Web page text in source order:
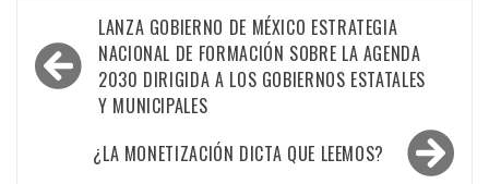
Navegación
de
entradas
LANZA GOBIERNO DE MÉXICO ESTRATEGIA
NACIONAL DE FORMACIÓN SOBRE LA AGENDA
2030 DIRIGIDA A LOS GOBIERNOS ESTATALES
Y MUNICIPALES
¿LA MONETIZACIÓN DICTA QUE LEEMOS?